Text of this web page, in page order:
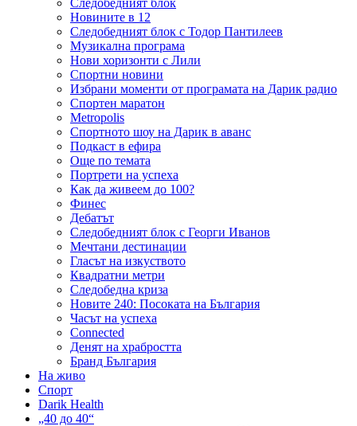
Следобедният блок
Новините в 12
Следобедният блок с Тодор Пантилеев
Музикална програма
Нови хоризонти с Лили
Спортни новини
Избрани моменти от програмата на Дарик радио
Спортен маратон
Metropolis
Спортното шоу на Дарик в аванс
Подкаст в ефира
Още по темата
Портрети на успеха
Как да живеем до 100?
Финес
Дебатът
Следобедният блок с Георги Иванов
Мечтани дестинации
Гласът на изкуството
Квадратни метри
Следобедна криза
Новите 240: Посоката на България
Часът на успеха
Connected
Денят на храбростта
Бранд България
На живо
Спорт
Darik Health
„40 до 40“